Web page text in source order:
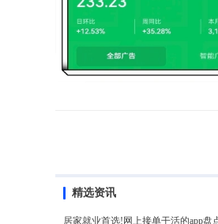
精选资讯
居家就业首选!网上接单干活的app盘